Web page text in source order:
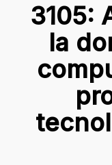
3105:
la